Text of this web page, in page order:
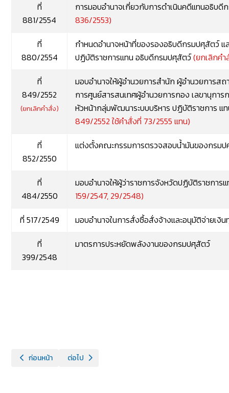
ที่
881/2554
การมอบอำนาจเกี่ยวกับการดำเนินคดีแทนอธิบ
836/2553)
ที่
880/2554
กำหนดอำนาจหน้าที่ของรองอธิบดีกรมปศุสัตว์ แ
ปฏิบัติราชการแทน อธิบดีกรมปศุสัตว์(ยกเลิกค
ที่
849/2552
(ยกเลิกคำสั่ง)
มอบอำนาจให้ผู้อำนวยการสำนัก ผู้อำนวยการ
การศูนย์สารสนเทศผู้อำนวยการกอง เลขานุกา
หัวหน้ากลุ่มพัฒนาระบบบริหาร ปฏิบัติราชการ
849/2552 ใช้คำสั่งที่ 73/2555 แทน)
ที่
852/2550
แต่งตั้งคณะกรรมการตรวจสอบน้ำมันของกรม
ที่
484/2550
มอบอำนาจให้ผู้ว่าราชการจังหวัดปฏิบัติราชกา
159/2547, 29/2548)
ที่ 517/2549
มอบอำนาจในการสั่งซื้อสั่งจ้างและอนุมัติจ่ายเงิ
ที่
399/2548
มาตรการประหยัดพลังงานของกรมปศุสัตว์
เนื้อหาก่อนหน้า: แต่งตั้งคณะทำงานบริหารจัดการข้อมูลสารสนเทศ
ก่อนหน้า เนื้อหาถัดไป: หน่วยงานอื่น
ต่อไป